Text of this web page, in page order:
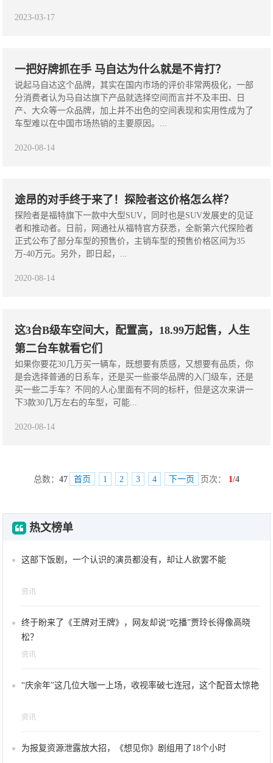
2023-03-17
一把好牌抓在手 马自达为什么就是不肯打？
说起马自达这个品牌，其实在国内市场的评价非常两极化，一部
分消费者认为马自达旗下产品就选择空间而言并不及丰田、日
产、大众等一众品牌，加上并不出色的空间表现和实用性成为了
车型难以在中国市场热销的主要原因。...
2020-08-14
途昂的对手终于来了！探险者这价格怎么样？
探险者是福特旗下一款中大型SUV，同时也是SUV发展史的见证
者和推动者。日前，网通社从福特官方获悉，全新第六代探险者
正式公布了部分车型的预售价，主销车型的预售价格区间为35
万-40万元。另外，即日起，...
2020-08-14
这3台B级车空间大，配置高，18.99万起售，人生
第二台车就看它们
如果你要花30几万买一辆车，既想要有质感，又想要有品质，你
是会选择普通的日系车，还是买一些豪华品牌的入门级车，还是
买一些二手车？不同的人心里面有不同的标杆，但是这次来讲一
下3款30几万左右的车型，可能...
2020-08-14
总数： 47 首页 1 2 3 4 下一页 页次： 1/4
热文榜单
这部下饭剧，一个认识的演员都没有，却让人欲罢不能
资讯
终于盼来了《王牌对王牌》，网友却说“吃播”贾玲长得像高晓
松？
资讯
“庆余年”这几位大咖一上场，收视率破七连冠，这个配音太惊艳
资讯
为报复资源泄露放大招，《想见你》剧组用了18个小时